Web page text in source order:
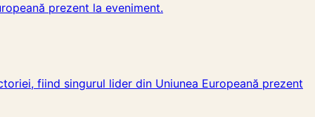
prezent la eveniment.
fiind singurul lider din Uniunea Europeană prezent